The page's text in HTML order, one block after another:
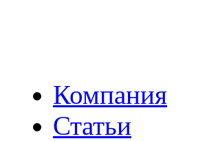
Компания
Статьи